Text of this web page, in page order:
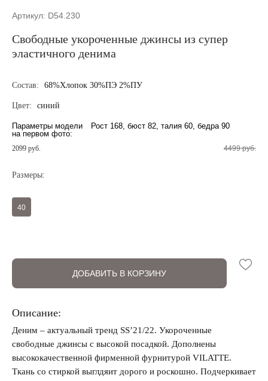
Запомнить меня на этом компьютере
Артикул: D54.230
Свободные укороченные джинсы из супер
эластичного денима
Состав: 68%Хлопок 30%ПЭ 2%ПУ
Цвет: синий
Параметры модели
на первом фото:
Рост 168, бюст 82, талия 60, бедра 90
2099 руб. 4499 руб.
Размеры:
40
ДОБАВИТЬ В КОРЗИНУ
Описание:
Деним – актуальный тренд SS’21/22. Укороченные
свободные джинсы с высокой посадкой. Дополнены
высококачественной фирменной фурнитурой VILATTE.
Ткань со стиркой выглдяит дорого и роскошно. Подчеркивает